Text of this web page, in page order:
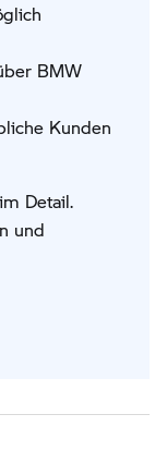
BMW
Kunden
Detail.
und